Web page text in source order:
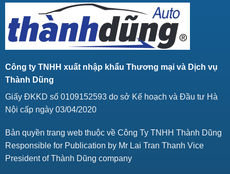
Công ty TNHH xuất nhập khẩu Thương mại và Dịch vụ
Thành Dũng
Giấy ĐKKD số 0109152593 do sở Kế hoạch và Đầu tư Hà
Nội cấp ngày 03/04/2020
Bản quyền trang web thuộc về Công Ty TNHH Thành Dũng
Responsible for Publication by Mr Lai Tran Thanh Vice
President of Thành Dũng company